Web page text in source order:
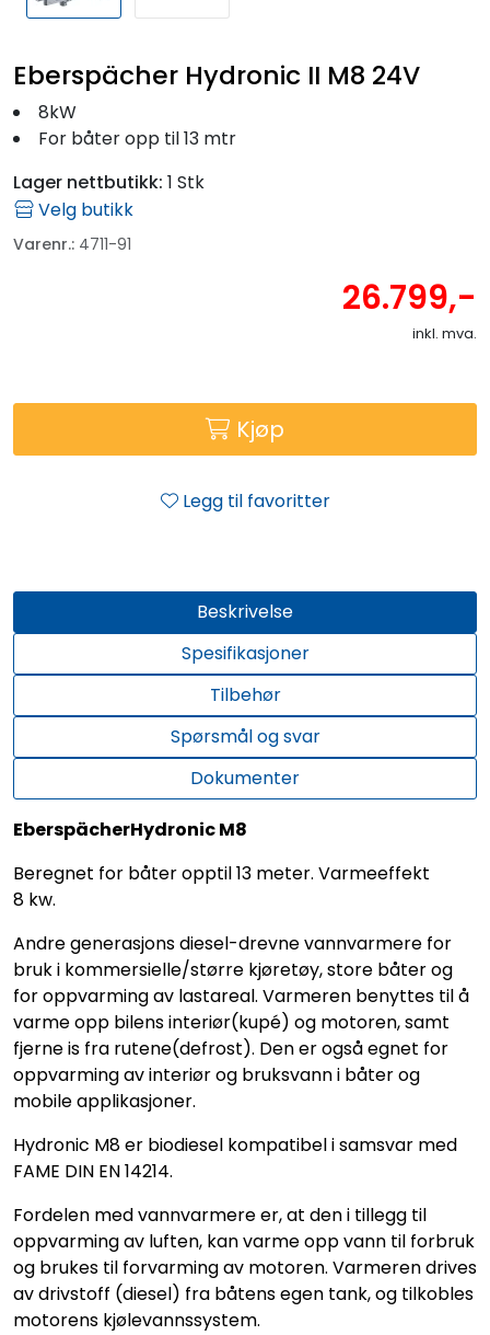
Eberspächer Hydronic II M8 24V
8kW
For båter opp til 13 mtr
Lager nettbutikk: 1 Stk
Velg butikk
Varenr.: 4711-91
26.799,-
inkl. mva.
Kjøp
Legg til favoritter
Beskrivelse
Spesifikasjoner
Tilbehør
Spørsmål og svar
Dokumenter
EberspächerHydronic M8
Beregnet for båter opptil 13 meter. Varmeeffekt
8 kw.
Andre generasjons diesel-drevne vannvarmere for
bruk i kommersielle/større kjøretøy, store båter og
for oppvarming av lastareal. Varmeren benyttes til å
varme opp bilens interiør(kupé) og motoren, samt
fjerne is fra rutene(defrost). Den er også egnet for
oppvarming av interiør og bruksvann i båter og
mobile applikasjoner.
Hydronic M8 er biodiesel kompatibel i samsvar med
FAME DIN EN 14214.
Fordelen med vannvarmere er, at den i tillegg til
oppvarming av luften, kan varme opp vann til forbruk
og brukes til forvarming av motoren. Varmeren drives
av drivstoff (diesel) fra båtens egen tank, og tilkobles
motorens kjølevannssystem.
Kampanje